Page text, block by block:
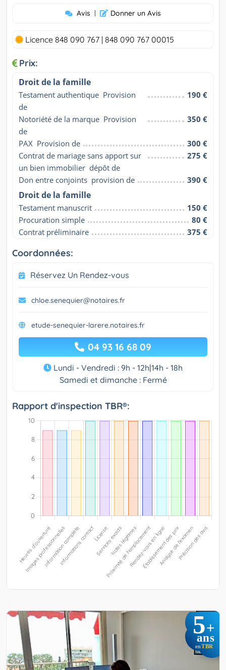
Avis | Donner un Avis
Licence 848 090 767 | 848 090 767 00015
Prix:
Droit de la famille
Testament authentique  Provision
de
190 €
Notoriété de la marque  Provision
de
350 €
PAX  Provision de
300 €
Contrat de mariage sans apport sur
un bien immobilier  dépôt de
275 €
Don entre conjoints  provision de 390 €
Droit de la famille
Testament manuscrit
150 €
Procuration simple
80 €
Contrat préliminaire
375 €
Coordonnées:
Réservez Un Rendez-vous
chloe.senequier@notaires.fr
etude-senequier-larere.notaires.fr
04 93 16 68 09
Lundi - Vendredi : 9h - 12h|14h - 18h
Samedi et dimanche : Fermé
Rapport d'inspection TBR®:
5+
ans
en TBR